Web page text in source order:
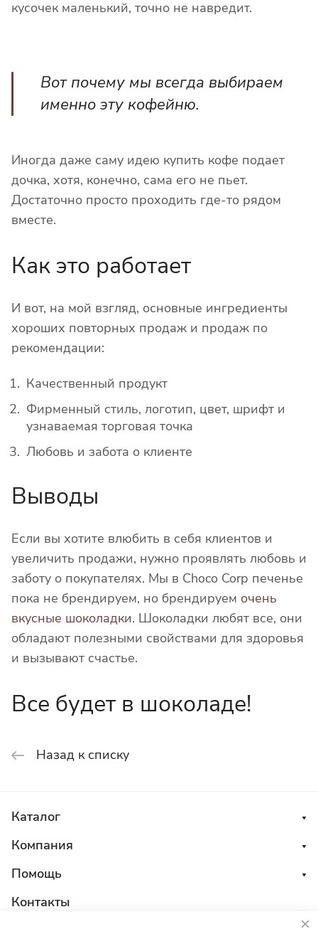
кусочек маленький, точно не навредит.
Вот почему мы всегда выбираем
именно эту кофейню.
Иногда даже саму идею купить кофе подает
дочка, хотя, конечно, сама его не пьет.
Достаточно просто проходить где-то рядом
вместе.
Как это работает
И вот, на мой взгляд, основные ингредиенты
хороших повторных продаж и продаж по
рекомендации:
Качественный продукт
Фирменный стиль, логотип, цвет, шрифт и
узнаваемая торговая точка
Любовь и забота о клиенте
Выводы
Если вы хотите влюбить в себя клиентов и
увеличить продажи, нужно проявлять любовь и
заботу о покупателях. Мы в Choco Corp печенье
пока не брендируем, но брендируем очень
вкусные шоколадки. Шоколадки любят все, они
обладают полезными свойствами для здоровья
и вызывают счастье.
Все будет в шоколаде!
Назад к списку
Каталог
Компания
Помощь
Контакты